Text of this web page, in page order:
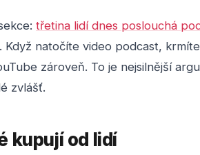
třetina lidí dnes poslouchá
Když natočíte video podcast,
zároveň. To je nejsilnější
zvlášť.
kupují od lidí